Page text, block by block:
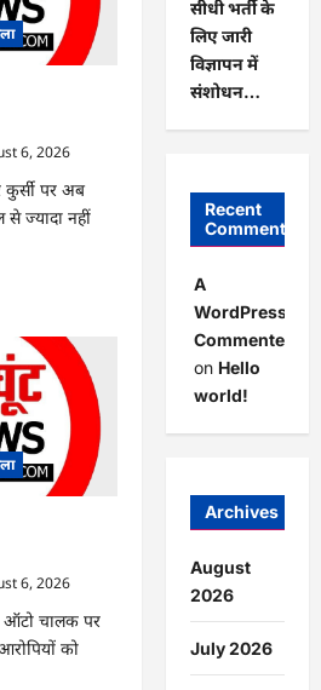
6, 2026
पर अब
ज्यादा नहीं
6, 2026
ऑटो चालक पर
को
सीधी भर्ती के
लिए जारी
विज्ञापन में
संशोधन…
Recent
Comments
A
WordPress
Commenter
on Hello
world!
Archives
August
2026
July 2026